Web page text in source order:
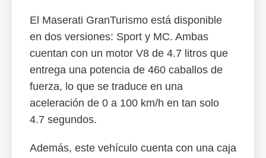
El Maserati GranTurismo está disponible
en dos versiones: Sport y MC. Ambas
cuentan con un motor V8 de 4.7 litros que
entrega una potencia de 460 caballos de
fuerza, lo que se traduce en una
aceleración de 0 a 100 km/h en tan solo
4.7 segundos.
Además, este vehículo cuenta con una caja